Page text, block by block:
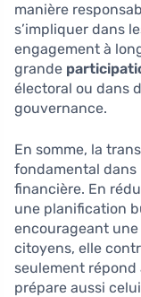
manière
s’impliquer dans
engagement à
grande
électoral ou dans
gouvernance.
En somme, la
fondamental dans
financière. En
une planification
encourageant
citoyens, elle
seulement répond
prépare aussi